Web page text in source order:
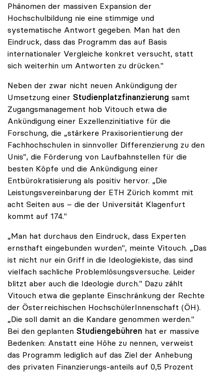
Phänomen der massiven Expansion der
Hochschulbildung nie eine stimmige und
systematische Antwort gegeben. Man hat den
Eindruck, dass das Programm das auf Basis
internationaler Vergleiche konkret versucht, statt
sich weiterhin um Antworten zu drücken."
Neben der zwar nicht neuen Ankündigung der
Umsetzung einer Studienplatzfinanzierung samt
Zugangsmanagement hob Vitouch etwa die
Ankündigung einer Exzellenzinitiative für die
Forschung, die „stärkere Praxisorientierung der
Fachhochschulen in sinnvoller Differenzierung zu den
Unis", die Förderung von Laufbahnstellen für die
besten Köpfe und die Ankündigung einer
Entbürokratisierung als positiv hervor. „Die
Leistungsvereinbarung der ETH Zürich kommt mit
acht Seiten aus – die der Universität Klagenfurt
kommt auf 174."
„Man hat durchaus den Eindruck, dass Experten
ernsthaft eingebunden wurden", meinte Vitouch. „Das
ist nicht nur ein Griff in die Ideologiekiste, das sind
vielfach sachliche Problemlösungsversuche. Leider
blitzt aber auch die Ideologie durch." Dazu zählt
Vitouch etwa die geplante Einschränkung der Rechte
der Österreichischen HochschülerInnenschaft (ÖH).
„Die soll damit an die Kandare genommen werden."
Bei den geplanten Studiengebühren hat er massive
Bedenken: Anstatt eine Höhe zu nennen, verweist
das Programm lediglich auf das Ziel der Anhebung
des privaten Finanzierungs-anteils auf 0,5 Prozent